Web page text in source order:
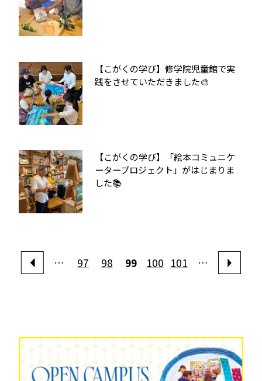
【こがくの学び】修学院児童館で実
践をさせていただきました🎨
【こがくの学び】「絵本コミュニケ
ータープロジェクト」がはじまりま
した📚
… 97 98 99 100 101 …